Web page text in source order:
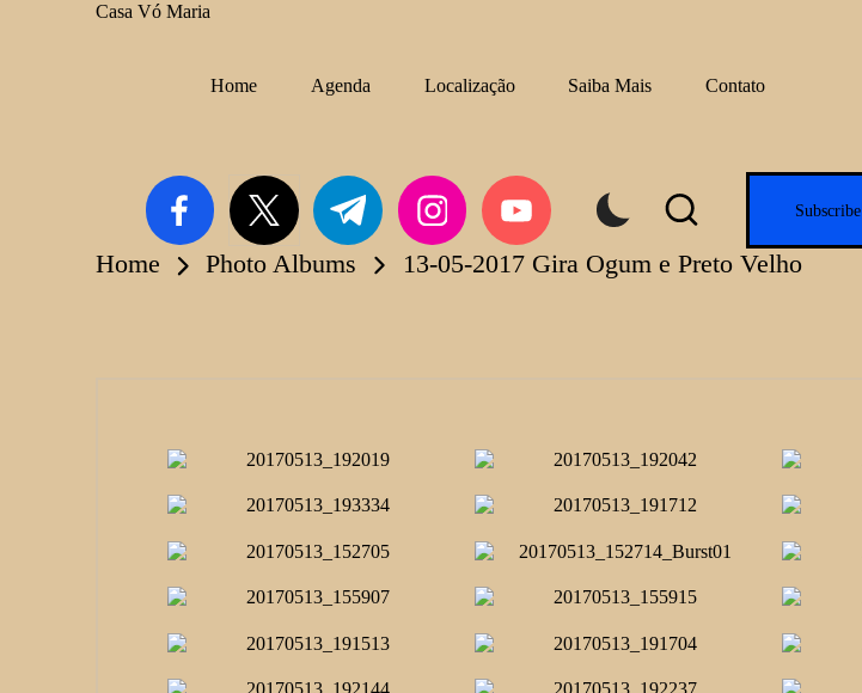
Casa Vó Maria
Home Agenda Localização Saiba Mais Contato
facebook.comtwitter.com t.me instagram.comyoutube.com
Subscribe
Home Photo Albums 13-05-2017 Gira Ogum e Preto Velho